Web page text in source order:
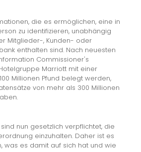
die es ermöglichen, eine in
zu identifizieren, unabhängig
Mitglieder-, Kunden- oder
enthalten sind. Nach neuesten
Commissioner's
Marriott mit einer
Millionen Pfund belegt werden,
von mehr als 300 Millionen
nun gesetzlich verpflichtet, die
einzuhalten. Daher ist es
was es damit auf sich hat und wie